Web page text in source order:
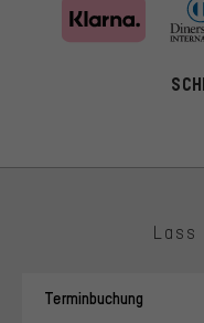
Terminbuchung
Du bekommst, statt
Angebote von uns.